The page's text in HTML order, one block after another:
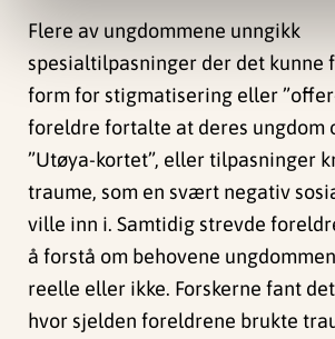
Flere av ungdommene unngikk
spesialtilpasninger der det kunne
form for stigmatisering eller
foreldre fortalte at deres ungdom
”Utøya-kortet”, eller tilpasninger
traume, som en svært negativ
ville inn i. Samtidig strevde
å forstå om behovene
reelle eller ikke. Forskerne fant
hvor sjelden foreldrene brukte